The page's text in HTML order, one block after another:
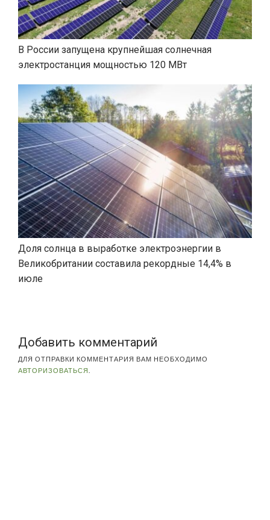
В России запущена крупнейшая солнечная
электростанция мощностью 120 МВт
Доля солнца в выработке электроэнергии в
Великобритании составила рекордные 14,4% в
июле
Добавить комментарий
ДЛЯ ОТПРАВКИ КОММЕНТАРИЯ ВАМ НЕОБХОДИМО
АВТОРИЗОВАТЬСЯ